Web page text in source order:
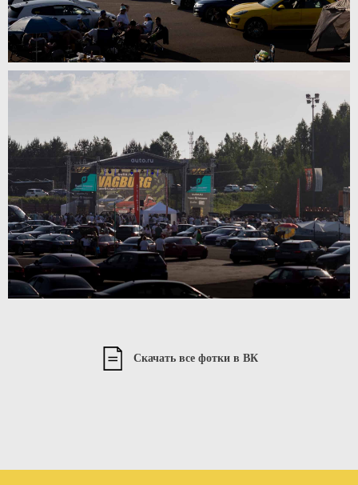
Скачать все фотки в ВК